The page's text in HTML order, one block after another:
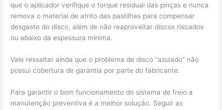
que o aplicador verifique o torque residual das pinças e nunca
remova o material de atrito das pastilhas para compensar
desgaste do disco, além de não reaproveitar discos riscados
ou abaixo da espessura mínima.
Vale ressaltar ainda que o problema de disco “azulado” não
possui cobertura de garantia por parte do fabricante.
Para garantir o bom funcionamento do sistema de freio a
manutenção preventiva é a melhor solução. Seguir as